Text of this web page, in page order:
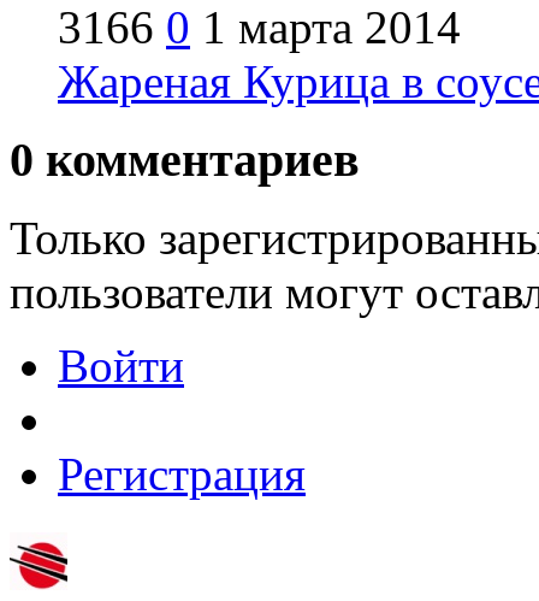
3166 0 1 марта 2014
Жареная Курица в
0 комментариев
Только
пользователи могут
Войти
Регистрация